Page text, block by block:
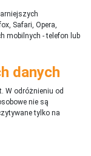
Safari, Opera,
mobilnych - telefon lub
danych
W odróżnieniu od
nie są
tylko na